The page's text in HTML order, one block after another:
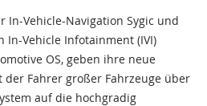
In-Vehicle-Navigation Sygic und
In-Vehicle Infotainment (IVI)
OS, geben ihre neue
Fahrer großer Fahrzeuge über
auf die hochgradig